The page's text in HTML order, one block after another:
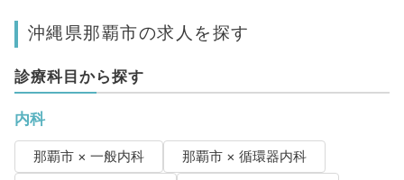
沖縄県那覇市の求人を探す
診療科目から探す
内科
那覇市 × 一般内科
那覇市 × 循環器内科